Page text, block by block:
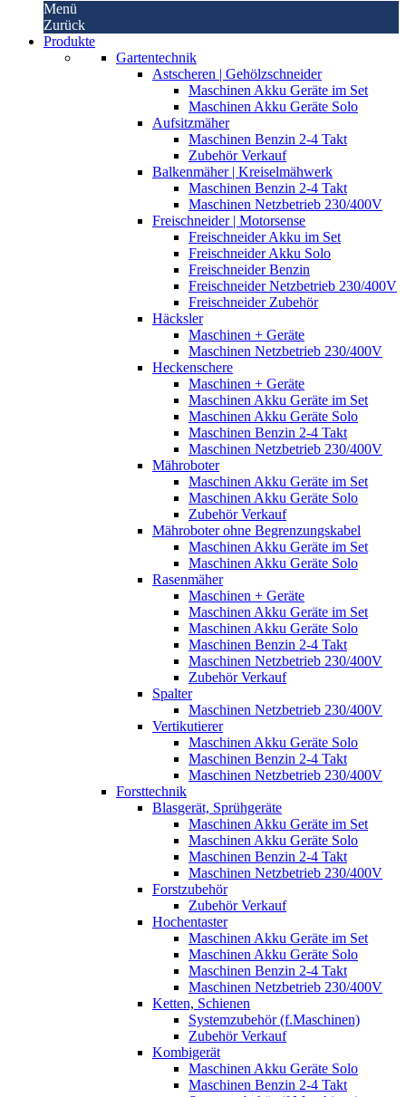
Menü
Zurück
Produkte
Gartentechnik
Astscheren | Gehölzschneider
Maschinen Akku Geräte im Set
Maschinen Akku Geräte Solo
Aufsitzmäher
Maschinen Benzin 2-4 Takt
Zubehör Verkauf
Balkenmäher | Kreiselmähwerk
Maschinen Benzin 2-4 Takt
Maschinen Netzbetrieb 230/400V
Freischneider | Motorsense
Freischneider Akku im Set
Freischneider Akku Solo
Freischneider Benzin
Freischneider Netzbetrieb 230/400V
Freischneider Zubehör
Häcksler
Maschinen + Geräte
Maschinen Netzbetrieb 230/400V
Heckenschere
Maschinen + Geräte
Maschinen Akku Geräte im Set
Maschinen Akku Geräte Solo
Maschinen Benzin 2-4 Takt
Maschinen Netzbetrieb 230/400V
Mähroboter
Maschinen Akku Geräte im Set
Maschinen Akku Geräte Solo
Zubehör Verkauf
Mähroboter ohne Begrenzungskabel
Maschinen Akku Geräte im Set
Maschinen Akku Geräte Solo
Rasenmäher
Maschinen + Geräte
Maschinen Akku Geräte im Set
Maschinen Akku Geräte Solo
Maschinen Benzin 2-4 Takt
Maschinen Netzbetrieb 230/400V
Zubehör Verkauf
Spalter
Maschinen Netzbetrieb 230/400V
Vertikutierer
Maschinen Akku Geräte Solo
Maschinen Benzin 2-4 Takt
Maschinen Netzbetrieb 230/400V
Forsttechnik
Blasgerät, Sprühgeräte
Maschinen Akku Geräte im Set
Maschinen Akku Geräte Solo
Maschinen Benzin 2-4 Takt
Maschinen Netzbetrieb 230/400V
Forstzubehör
Zubehör Verkauf
Hochentaster
Maschinen Akku Geräte im Set
Maschinen Akku Geräte Solo
Maschinen Benzin 2-4 Takt
Maschinen Netzbetrieb 230/400V
Ketten, Schienen
Systemzubehör (f.Maschinen)
Zubehör Verkauf
Kombigerät
Maschinen Akku Geräte Solo
Maschinen Benzin 2-4 Takt